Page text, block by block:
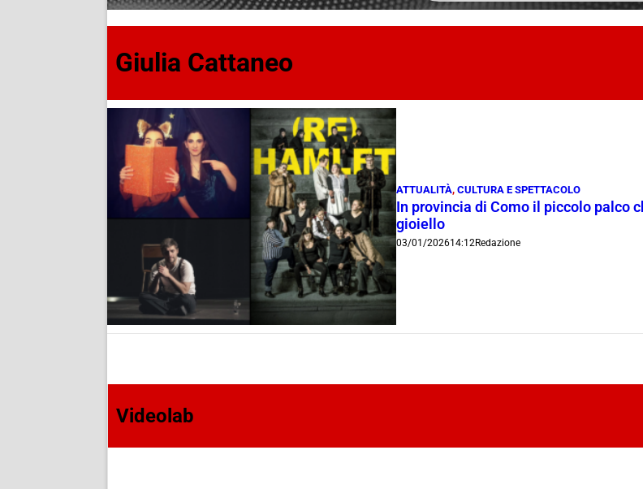
Giulia Cattaneo
ATTUALITÀ,CULTURA E SPETTACOLO
In provincia di Como il piccolo palco
gioiello
03/01/202614:12Redazione
Videolab